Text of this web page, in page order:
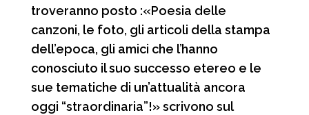
troveranno posto :«Poesia delle
canzoni, le foto, gli articoli della stampa
dell’epoca, gli amici che l’hanno
conosciuto il suo successo etereo e le
sue tematiche di un’attualità ancora
oggi “straordinaria”!» scrivono sul